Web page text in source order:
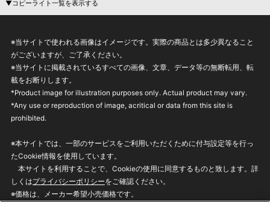
▼コピーライト一覧を表示する
※当サイトで使われる画像はイメージです。実際の商品とは多少異なること
がございますが、ご了承ください。
※当サイトに掲載されているすべての画像、文章、データ等の無断転用、転
載をお断りします。
*Product image for illustration purposes only. Actual product may vary.
*Any use or reproduction of image, acritical or data from this site is
prohibited.
※本サイトでは、一部のサービスをご利用いただくために付与設定等を行っ
たCookie情報を使用しています。
本サイトを利用することで、Cookieの使用に同意するものと致します。詳
しくはプライバシーポリシーをご確認ください。
※価格は、メーカー希望小売価格です。